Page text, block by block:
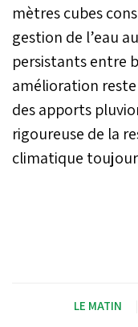
mètres cubes
gestion de l’eau
persistants entre
amélioration
des apports
rigoureuse de la
climatique
LE MATIN